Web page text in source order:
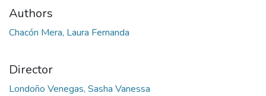
Authors
Chacón Mera, Laura Fernanda
Director
Londoño Venegas, Sasha Vanessa